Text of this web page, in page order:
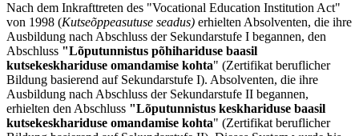
Nach dem Inkrafttreten des "Vocational Education Institution Act"
von 1998 (Kutseõppeasutuse seadus) erhielten Absolventen, die ihre
Ausbildung nach Abschluss der Sekundarstufe I begannen, den
Abschluss "Lõputunnistus põhihariduse baasil
kutsekeskhariduse omandamise kohta" (Zertifikat beruflicher
Bildung basierend auf Sekundarstufe I). Absolventen, die ihre
Ausbildung nach Abschluss der Sekundarstufe II begannen,
erhielten den Abschluss "Lõputunnistus keskhariduse baasil
kutsekeskhariduse omandamise kohta" (Zertifikat beruflicher